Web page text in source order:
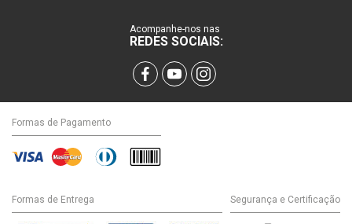
Acompanhe-nos nas
REDES SOCIAIS:
Formas de Pagamento
Formas de Entrega Segurança e Certificação